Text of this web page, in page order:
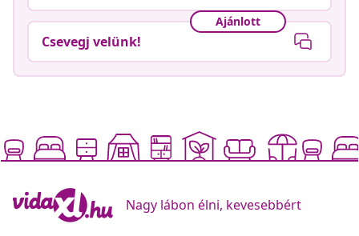
Ajánlott
Csevegj velünk!
Nagy lábon élni, kevesebbért